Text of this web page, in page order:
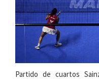
Partido de cuartos